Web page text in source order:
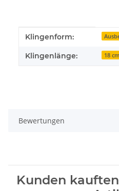
Produkteigenschaft
Wert
Klingenform:
Klingenlänge: 18 cm
Bewertungen
Kunden